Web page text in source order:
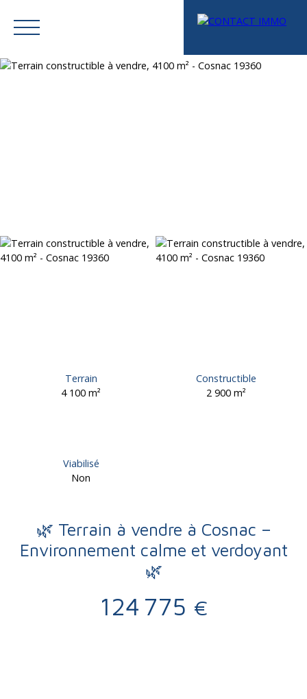
Mes favoris Espace vendeur Estimation
Terrain
4 100m²
Constructible
2 900 m²
Viabilisé
Non
🌿 Terrain à vendre à Cosnac –
Environnement calme et verdoyant
🌿
124 775 €